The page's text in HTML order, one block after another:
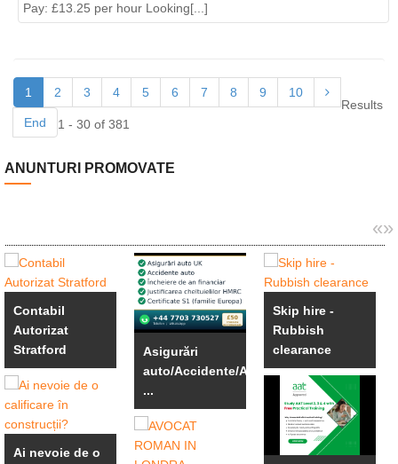
Pay: £13.25 per hour Looking[...]
1 2 3 4 5 6 7 8 9 10
End
Results
1 - 30 of 381
ANUNTURI PROMOVATE
«»
Contabil
Autorizat
Stratford
Ai nevoie de o
Asigurări
auto/Accidente/An
...
Skip hire -
Rubbish
clearance